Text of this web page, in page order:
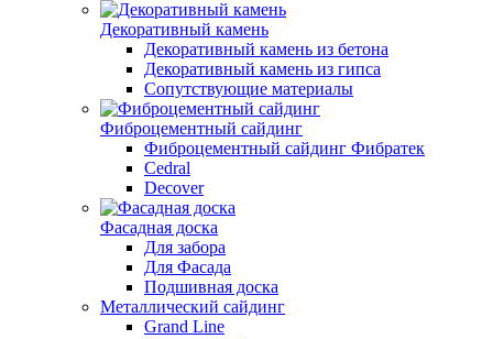
Декоративный камень
Декоративный камень из бетона
Декоративный камень из гипса
Сопутствующие материалы
Фиброцементный сайдинг
Фиброцементный сайдинг Фибратек
Cedral
Decover
Фасадная доска
Для забора
Для Фасада
Подшивная доска
Металлический сайдинг
Grand Line